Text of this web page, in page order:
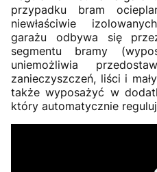
przypadku bram
niewłaściwie
garażu odbywa się
segmentu bramy
uniemożliwia
zanieczyszczeń, liści i
także wyposażyć w
który automatycznie